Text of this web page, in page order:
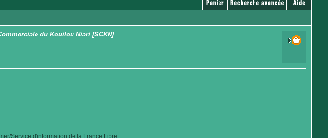
du Kouilou-Niari [SCKN]
Service d'information de la France Libre